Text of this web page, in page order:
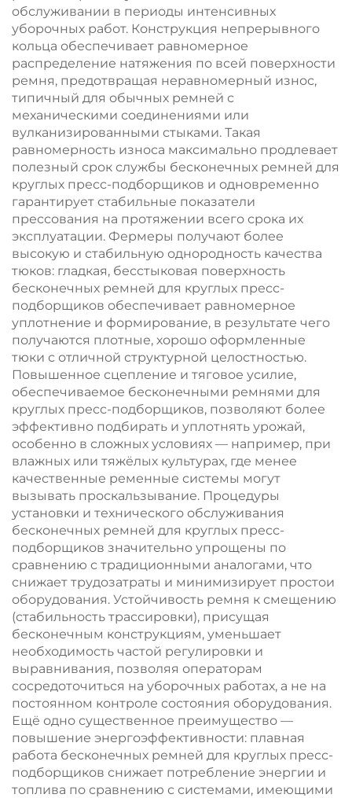
обслуживании в периоды интенсивных
уборочных работ. Конструкция непрерывного
кольца обеспечивает равномерное
распределение натяжения по всей поверхности
ремня, предотвращая неравномерный износ,
типичный для обычных ремней с
механическими соединениями или
вулканизированными стыками. Такая
равномерность износа максимально продлевает
полезный срок службы бесконечных ремней для
круглых пресс-подборщиков и одновременно
гарантирует стабильные показатели
прессования на протяжении всего срока их
эксплуатации. Фермеры получают более
высокую и стабильную однородность качества
тюков: гладкая, бесстыковая поверхность
бесконечных ремней для круглых пресс-
подборщиков обеспечивает равномерное
уплотнение и формирование, в результате чего
получаются плотные, хорошо оформленные
тюки с отличной структурной целостностью.
Повышенное сцепление и тяговое усилие,
обеспечиваемое бесконечными ремнями для
круглых пресс-подборщиков, позволяют более
эффективно подбирать и уплотнять урожай,
особенно в сложных условиях — например, при
влажных или тяжёлых культурах, где менее
качественные ременные системы могут
вызывать проскальзывание. Процедуры
установки и технического обслуживания
бесконечных ремней для круглых пресс-
подборщиков значительно упрощены по
сравнению с традиционными аналогами, что
снижает трудозатраты и минимизирует простои
оборудования. Устойчивость ремня к смещению
(стабильность трассировки), присущая
бесконечным конструкциям, уменьшает
необходимость частой регулировки и
выравнивания, позволяя операторам
сосредоточиться на уборочных работах, а не на
постоянном контроле состояния оборудования.
Ещё одно существенное преимущество —
повышение энергоэффективности: плавная
работа бесконечных ремней для круглых пресс-
подборщиков снижает потребление энергии и
топлива по сравнению с системами, имеющими